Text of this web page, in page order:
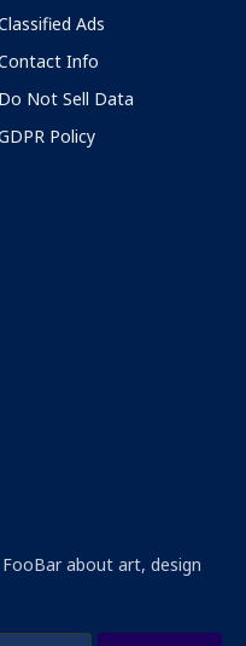
Ads
Info
Do Not Sell Data
Policy
about art, design